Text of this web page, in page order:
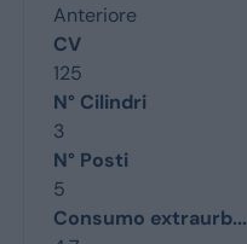
Anteriore
CV
125
N° Cilindri
3
N° Posti
5
Consumo extraurb...